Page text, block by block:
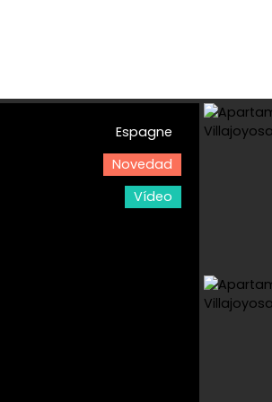
Espagne
Novedad
Vídeo